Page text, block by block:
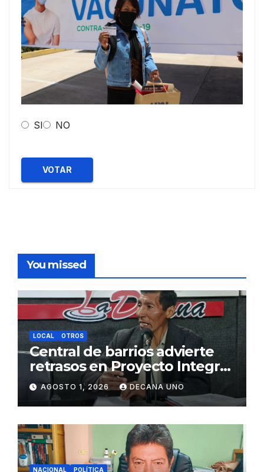
SI NO
VOTAR
You missed
LOCAL OTROS
Central de barrios advierte
retrasos en Proyecto Integral
de Agua y Alcantarillado para
Juliaca
AGOSTO 1, 2026 DECANA UNO
NACIONAL POLÍTICA